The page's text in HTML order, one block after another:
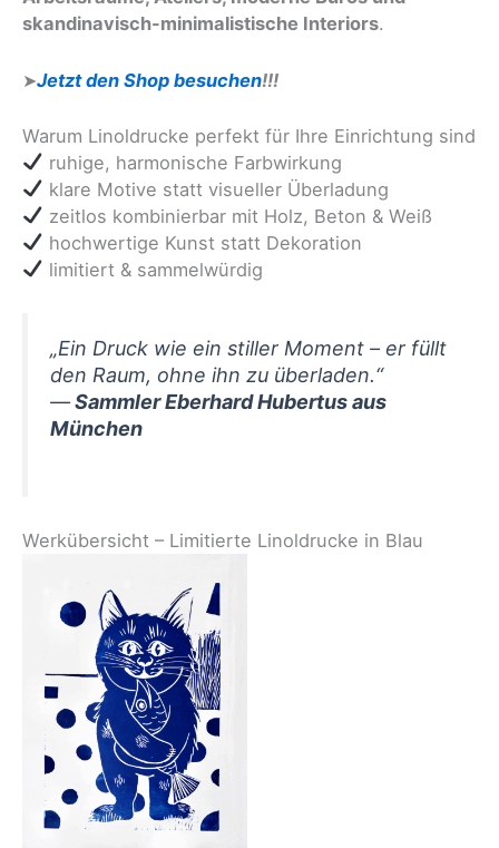
skandinavisch-minimalistische Interiors.
➤Jetzt den Shop besuchen!!!
Warum Linoldrucke perfekt für Ihre Einrichtung sind
ruhige, harmonische Farbwirkung
klare Motive statt visueller Überladung
zeitlos kombinierbar mit Holz, Beton & Weiß
hochwertige Kunst statt Dekoration
limitiert & sammelwürdig
„Ein Druck wie ein stiller Moment – er füllt
den Raum, ohne ihn zu überladen.“
—Sammler Eberhard Hubertus aus
München
Werkübersicht – Limitierte Linoldrucke in Blau